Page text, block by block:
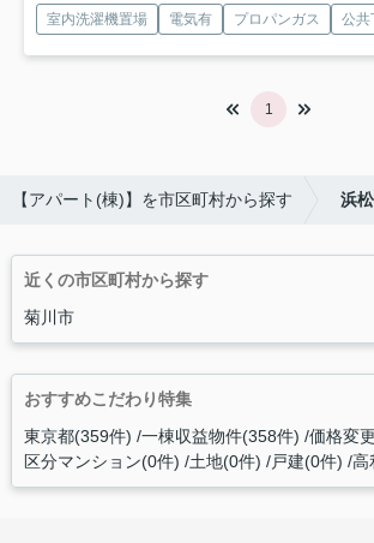
室内洗濯機置場 電気有 プロパンガス 公共
1
【アパート(棟)】を市区町村から探す 浜
近くの市区町村から探す
菊川市
おすすめこだわり特集
東京都(359件) 一棟収益物件(358件) 価格変
区分マンション(0件) 土地(0件) 戸建(0件) 高